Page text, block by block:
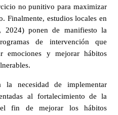
no punitivo para maximizar
Finalmente, estudios locales en
2024) ponen de manifiesto la
de intervención que
emociones y mejorar hábitos
la necesidad de implementar
al fortalecimiento de la
fin de mejorar los hábitos